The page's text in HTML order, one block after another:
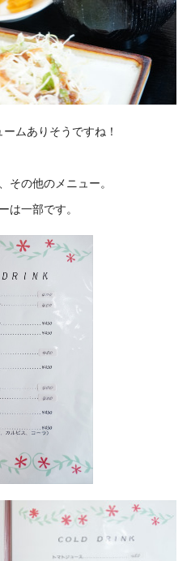
ムありそうですね！
その他のメニュー。
は一部です。